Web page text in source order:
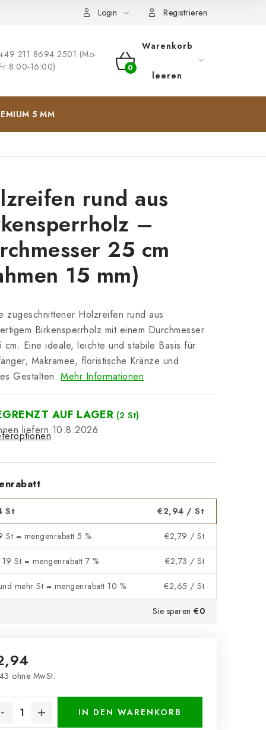
Login Registrieren
211 8694 2501 (Mo-
8:00-16:00)
WARENKORB
Warenkorb
leeren
5 MM
rund aus
–
25 cm
15 mm)
zugeschnittener Holzreifen rund aus
Birkensperrholz mit einem Durchmesser
cm. Eine ideale, leichte und stabile Basis für
Makramee, floristische Kränze und
Gestalten. Mehr Informationen
AUF LAGER (2 St)
10.8.2026
St €2,94 / St
St = mengenrabatt 5 % €2,79 / St
St = mengenrabatt 7 % €2,73 / St
mehr St = mengenrabatt 10 % €2,65 / St
Sie sparen €0
ohne MwSt.
IN DEN WARENKORB